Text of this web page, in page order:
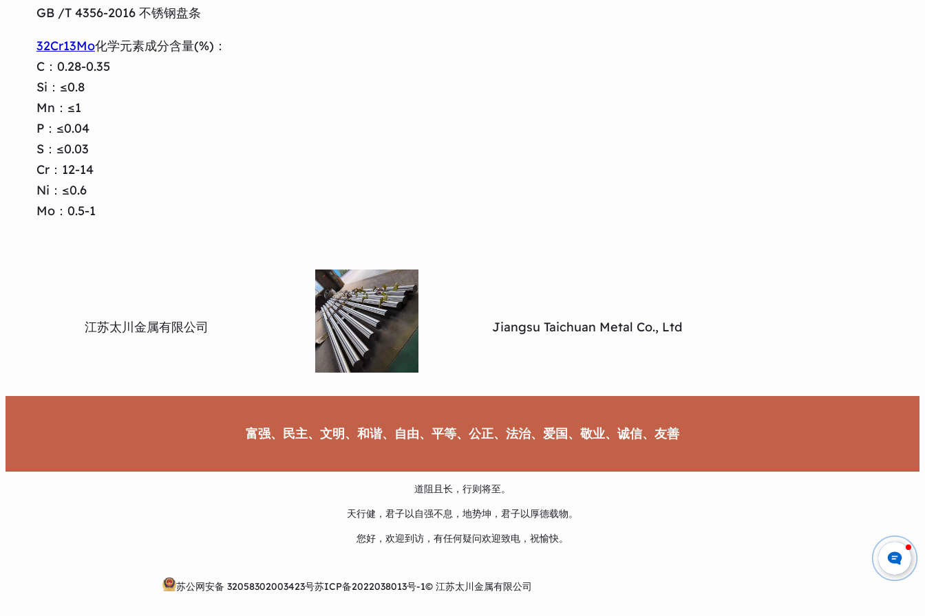
GB /T 4356-2016 不锈钢盘条
32Cr13Mo化学元素成分含量(%)：
C：0.28-0.35
Si：≤0.8
Mn：≤1
P：≤0.04
S：≤0.03
Cr：12-14
Ni：≤0.6
Mo：0.5-1
江苏太川金属有限公司 Jiangsu Taichuan Metal Co., Ltd
富强、民主、文明、和谐、自由、平等、公正、法治、爱国、敬业、诚信、友善
道阻且长，行则将至。
天行健，君子以自强不息，地势坤，君子以厚德载物。
您好，欢迎到访，有任何疑问欢迎致电，祝愉快。
苏公网安备 32058302003423号苏ICP备2022038013号-1© 江苏太川金属有限公司